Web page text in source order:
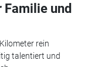
und
rein
talentiert und